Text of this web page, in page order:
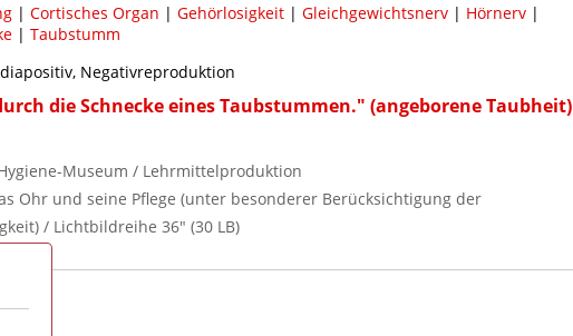
| Cortisches Organ | Gehörlosigkeit| Gleichgewichtsnerv| Hörnerv|
| Taubstumm
Negativreproduktion
die Schnecke eines Taubstummen." (angeborene Taubheit)
Museum / Lehrmittelproduktion
Ohr und seine Pflege (unter besonderer Berücksichtigung der
/ Lichtbildreihe 36" (30 LB)